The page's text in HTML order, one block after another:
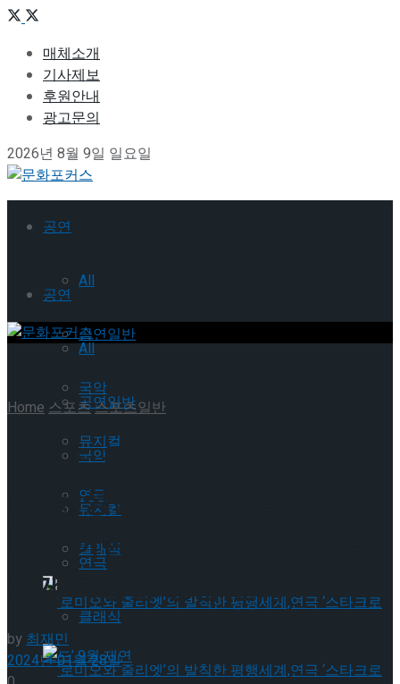
매체소개
기사제보
후원안내
광고문의
2026년 8월 9일 일요일
공연
All
공연일반
국악
뮤지컬
연극
클래식
공연
All
공연일반
국악
뮤지컬
연극
클래식
Home스포츠스포츠일반
레전드 올림피언 3인방 김연
아-윤성빈-유승민, 솔직하고
진심 어린 소통으로 청소년들
에게 특별한 경험 선사
by최재민
2024년 01월 28일